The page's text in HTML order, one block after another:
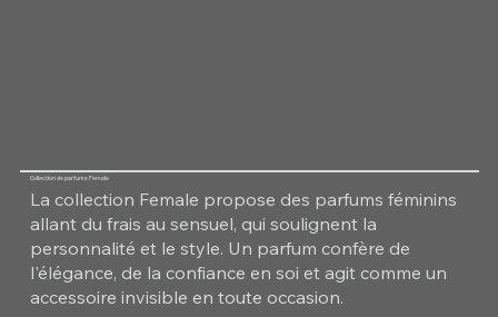
Collection de parfums Female
La collection Female propose des parfums féminins
allant du frais au sensuel, qui soulignent la
personnalité et le style. Un parfum confère de
l'élégance, de la confiance en soi et agit comme un
accessoire invisible en toute occasion.